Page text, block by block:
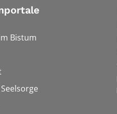
Bistum